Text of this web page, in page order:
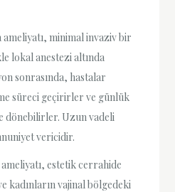
minimal invaziv bir
lokal anestezi altında
sonrasında, hastalar
süreci geçirirler ve günlük
dönebilirler. Uzun vadeli
vericidir.
estetik cerrahide
kadınların vajinal bölgedeki